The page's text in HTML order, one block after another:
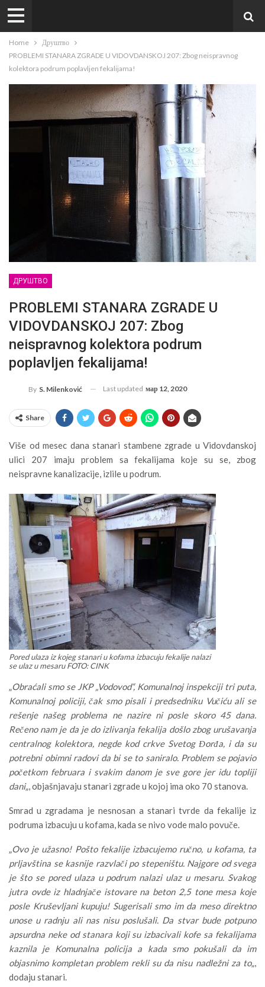
Home
Друштво
PROBLEMI STANARA ZGRADE U VIDOVDANSKOJ 207: Zbog neispravnog
kolektora podrum poplavljen fekalijama!
ДРУШТВО
PROBLEMI STANARA ZGRADE U
VIDOVDANSKOJ 207: Zbog
neispravnog kolektora podrum
poplavljen fekalijama!
By S. Milenković Last updated мар 12, 2020
Share
Više od mesec dana stanari stambene zgrade u Vidovdanskoj
ulici 207 imaju problem sa fekalijama koje su se, zbog
neispravne kanalizacije, izlile u podrum.
Pored ulaza iz kojeg stanari u kofama izbacuju fekalije nalazi
se ulaz u mesaru FOTO: CINK
Obraćali smo se JKP „Vodovod“, Komunalnoj inspekciji tri puta,
Komunalnoj policiji, čak smo pisali i predsedniku Vučiću ali se
rešenje našeg problema ne nazire ni posle skoro 45 dana.
Rečeno nam je da je do izlivanja fekalija došlo zbog urušavanja
centralnog kolektora, negde kod crkve Svetog Đorđa, i da su
potrebni obimni radovi da bi se to saniralo. Problem se pojavio
početkom februara i svakim danom je sve gore jer idu topliji
dani„, objašnjavaju stanari zgrade u kojoj ima oko 70 stanova.
Smrad u zgradama je nesnosan a stanari tvrde da fekalije iz
podruma izbacuju u kofama, kada se nivo vode malo povuče.
Ovo je užasno! Pošto fekalije izbacujemo ručno, u kofama, ta
prljavština se kasnije razvlači po stepeništu. Najgore od svega
je što se pored ulaza u podrum nalazi ulaz u mesaru. Svakog
jutra ovde iz hladnjače istovare na beton 2,5 tone mesa koje
posle Kruševljani kupuju! Sugerisali smo im da meso direktno
unose u radnju ali nas nisu poslušali. Da stvar bude potpuno
apsurdna neke od stanara koji su izbacivali kofe sa fekalijama
kaznila je Komunalna policija a kada smo pokušali da im
objasnimo kompletan problem rekli su da nisu nadležni za to„,
dodaju stanari.